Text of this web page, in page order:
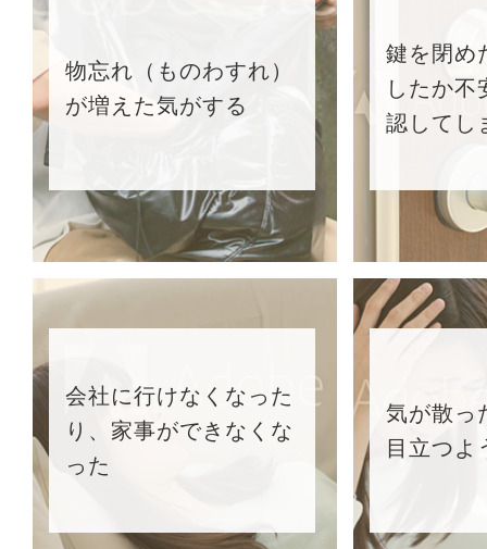
物忘れ（ものわすれ）
が増えた気がする
鍵を閉め
したか不
認してし
会社に行けなくなった
り、家事ができなくな
った
気が散っ
目立つよ